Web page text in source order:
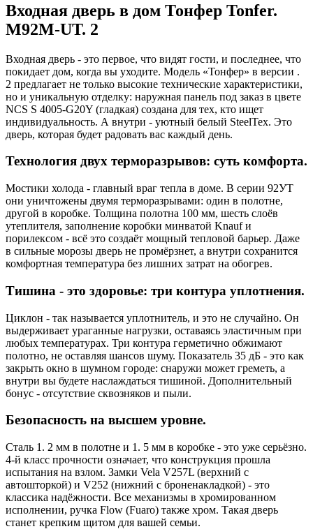
Входная дверь в дом Тонфер Tonfer.
M92M-UT. 2
Входная дверь - это первое, что видят гости, и последнее, что
покидает дом, когда вы уходите. Модель «Тонфер» в версии .
2 предлагает не только высокие технические характеристики,
но и уникальную отделку: наружная панель под заказ в цвете
NCS S 4005-G20Y (гладкая) создана для тех, кто ищет
индивидуальность. А внутри - уютный белый SteelTex. Это
дверь, которая будет радовать вас каждый день.
Технология двух терморазрывов: суть комфорта.
Мостики холода - главный враг тепла в доме. В серии 92УТ
они уничтожены двумя терморазрывами: один в полотне,
другой в коробке. Толщина полотна 100 мм, шесть слоёв
утеплителя, заполнение коробки минватой Knauf и
порилексом - всё это создаёт мощный тепловой барьер. Даже
в сильные морозы дверь не промёрзнет, а внутри сохранится
комфортная температура без лишних затрат на обогрев.
Тишина - это здоровье: три контура уплотнения.
Циклон - так называется уплотнитель, и это не случайно. Он
выдерживает ураганные нагрузки, оставаясь эластичным при
любых температурах. Три контура герметично обжимают
полотно, не оставляя шансов шуму. Показатель 35 дБ - это как
закрыть окно в шумном городе: снаружи может греметь, а
внутри вы будете наслаждаться тишиной. Дополнительный
бонус - отсутствие сквозняков и пыли.
Безопасность на высшем уровне.
Сталь 1. 2 мм в полотне и 1. 5 мм в коробке - это уже серьёзно.
4-й класс прочности означает, что конструкция прошла
испытания на взлом. Замки Vela V257L (верхний с
автошторкой) и V252 (нижний с броненакладкой) - это
классика надёжности. Все механизмы в хромированном
исполнении, ручка Flow (Fuaro) также хром. Такая дверь
станет крепким щитом для вашей семьи.